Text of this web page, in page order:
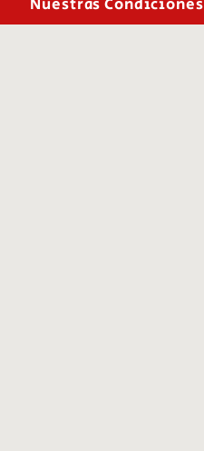
Nuestras Condiciones